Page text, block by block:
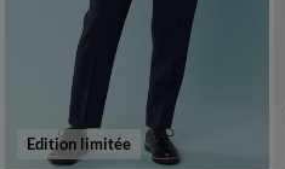
Edition limitée